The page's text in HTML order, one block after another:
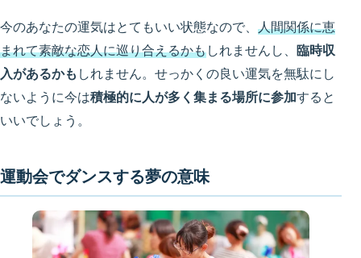
今のあなたの運気はとてもいい状態なので、 人間関係に恵
まれて素敵な恋人に巡り合えるかもしれませんし、 臨時収
入があるかも しれません。せっかくの良い運気を無駄にし
ないように今は積極的に人が多く集まる場所に参加すると
いいでしょう。
運動会でダンスする夢の意味